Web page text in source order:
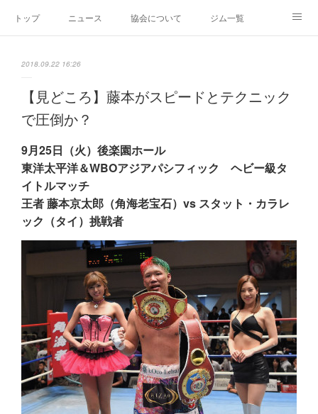
トップ ニュース 協会について ジム一覧
2018.09.22 16:26
【見どころ】藤本がスピードとテクニック
で圧倒か？
9月25日（火）後楽園ホール
東洋太平洋＆WBOアジアパシフィック ヘビー級タ
イトルマッチ
王者 藤本京太郎（角海老宝石）vs スタット・カラレ
ック（タイ）挑戦者